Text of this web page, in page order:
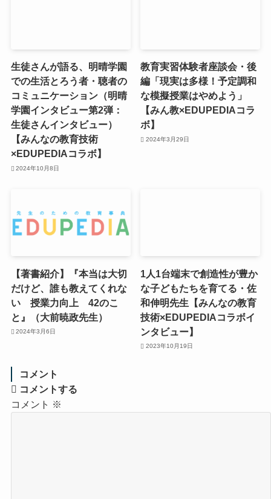
生徒さんが語る、明晴学園
での生活とろう者・聴者の
コミュニケーション（明晴
学園インタビュー第2弾：
生徒さんインタビュー）
【みんなの教育技術
×EDUPEDIAコラボ】
2024年10月8日
教育実習体験者座談会・後
編「現実は多様！予定調和
な模擬授業はやめよう」
【みん教×EDUPEDIAコラ
ボ】
2024年3月29日
【著書紹介】『本当は大切
だけど、誰も教えてくれな
い 授業力向上 42のこ
と』（大前暁政先生）
2024年3月6日
1人1台端末で創造性が豊か
な子どもたちを育てる・佐
和伸明先生【みんなの教育
技術×EDUPEDIAコラボイ
ンタビュー】
2023年10月19日
コメント
コメントする
コメント ※